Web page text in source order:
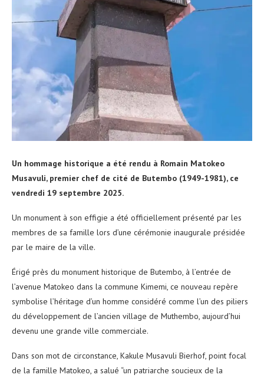
Un hommage historique a été rendu à Romain Matokeo
Musavuli, premier chef de cité de Butembo (1949-1981), ce
vendredi 19 septembre 2025.
Un monument à son effigie a été officiellement présenté par les
membres de sa famille lors d’une cérémonie inaugurale présidée
par le maire de la ville.
Érigé près du monument historique de Butembo, à l’entrée de
l’avenue Matokeo dans la commune Kimemi, ce nouveau repère
symbolise l’héritage d’un homme considéré comme l’un des piliers
du développement de l’ancien village de Muthembo, aujourd’hui
devenu une grande ville commerciale.
Dans son mot de circonstance, Kakule Musavuli Bierhof, point focal
de la famille Matokeo, a salué “un patriarche soucieux de la